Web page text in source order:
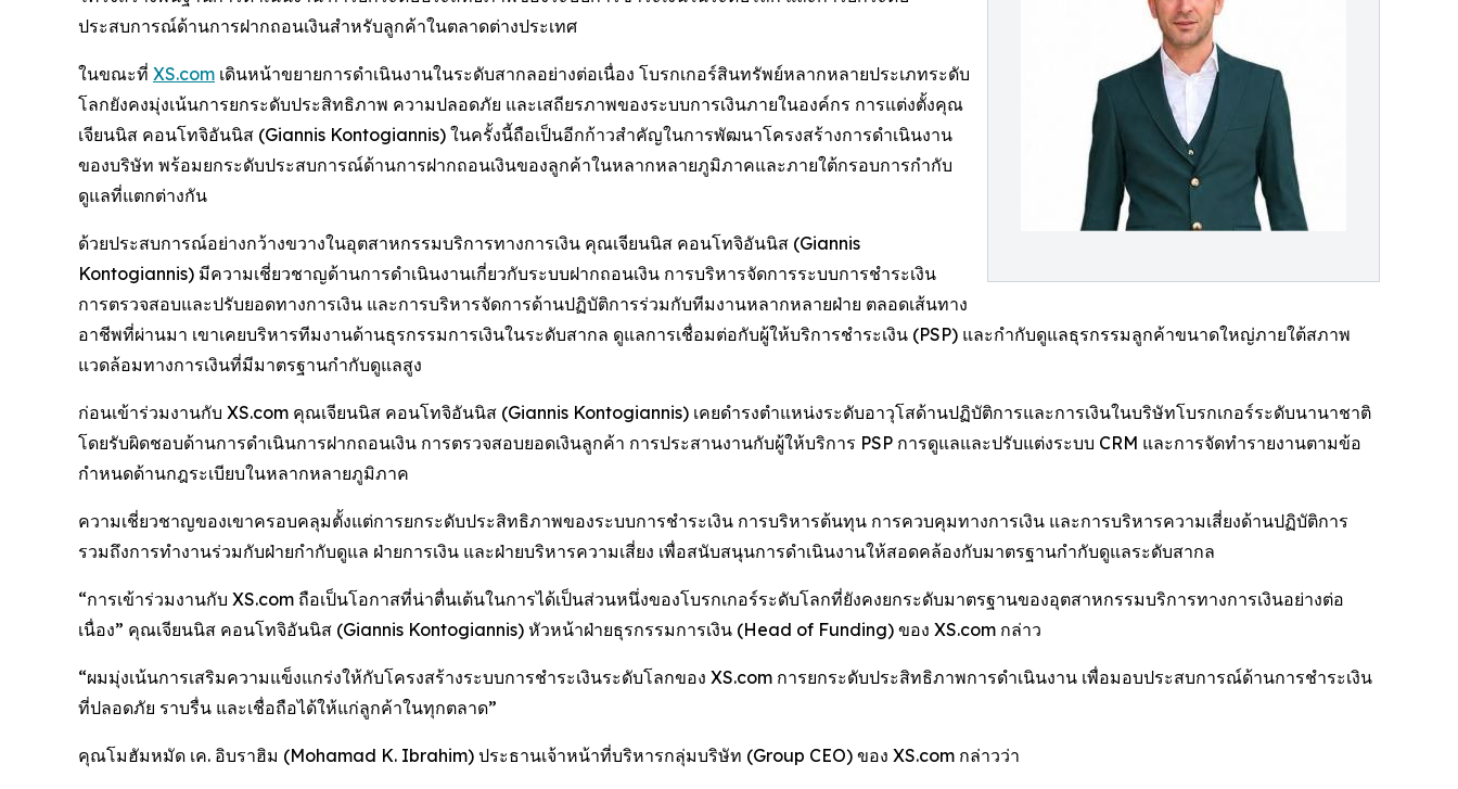
ประสบการณ์ด้านการฝากถอนเงินสำหรับลูกค้าในตลาดต่างประเทศ
ในขณะที่ XS.com เดินหน้าขยายการดำเนินงานในระดับสากลอย่างต่อเนื่อง โบรกเกอร์สินทรัพย์หลากหลายประเภทระดับ
โลกยังคงมุ่งเน้นการยกระดับประสิทธิภาพ ความปลอดภัย และเสถียรภาพของระบบการเงินภายในองค์กร การแต่งตั้งคุณ
เจียนนิส คอนโทจิอันนิส (Giannis Kontogiannis) ในครั้งนี้ถือเป็นอีกก้าวสำคัญในการพัฒนาโครงสร้างการดำเนินงาน
ของบริษัท พร้อมยกระดับประสบการณ์ด้านการฝากถอนเงินของลูกค้าในหลากหลายภูมิภาคและภายใต้กรอบการกำกับ
ดูแลที่แตกต่างกัน
ด้วยประสบการณ์อย่างกว้างขวางในอุตสาหกรรมบริการทางการเงิน คุณเจียนนิส คอนโทจิอันนิส (Giannis
Kontogiannis) มีความเชี่ยวชาญด้านการดำเนินงานเกี่ยวกับระบบฝากถอนเงิน การบริหารจัดการระบบการชำระเงิน
การตรวจสอบและปรับยอดทางการเงิน และการบริหารจัดการด้านปฏิบัติการร่วมกับทีมงานหลากหลายฝ่าย ตลอดเส้นทาง
อาชีพที่ผ่านมา เขาเคยบริหารทีมงานด้านธุรกรรมการเงินในระดับสากล ดูแลการเชื่อมต่อกับผู้ให้บริการชำระเงิน (PSP) และกำกับดูแลธุรกรรมลูกค้าขนาดใหญ่ภายใต้สภาพ
แวดล้อมทางการเงินที่มีมาตรฐานกำกับดูแลสูง
ก่อนเข้าร่วมงานกับ XS.com คุณเจียนนิส คอนโทจิอันนิส (Giannis Kontogiannis) เคยดำรงตำแหน่งระดับอาวุโสด้านปฏิบัติการและการเงินในบริษัทโบรกเกอร์ระดับนานาชาติ
โดยรับผิดชอบด้านการดำเนินการฝากถอนเงิน การตรวจสอบยอดเงินลูกค้า การประสานงานกับผู้ให้บริการ PSP การดูแลและปรับแต่งระบบ CRM และการจัดทำรายงานตามข้อ
กำหนดด้านกฎระเบียบในหลากหลายภูมิภาค
ความเชี่ยวชาญของเขาครอบคลุมตั้งแต่การยกระดับประสิทธิภาพของระบบการชำระเงิน การบริหารต้นทุน การควบคุมทางการเงิน และการบริหารความเสี่ยงด้านปฏิบัติการ
รวมถึงการทำงานร่วมกับฝ่ายกำกับดูแล ฝ่ายการเงิน และฝ่ายบริหารความเสี่ยง เพื่อสนับสนุนการดำเนินงานให้สอดคล้องกับมาตรฐานกำกับดูแลระดับสากล
“การเข้าร่วมงานกับ XS.com ถือเป็นโอกาสที่น่าตื่นเต้นในการได้เป็นส่วนหนึ่งของโบรกเกอร์ระดับโลกที่ยังคงยกระดับมาตรฐานของอุตสาหกรรมบริการทางการเงินอย่างต่อ
เนื่อง” คุณเจียนนิส คอนโทจิอันนิส (Giannis Kontogiannis) หัวหน้าฝ่ายธุรกรรมการเงิน (Head of Funding) ของ XS.com กล่าว
“ผมมุ่งเน้นการเสริมความแข็งแกร่งให้กับโครงสร้างระบบการชำระเงินระดับโลกของ XS.com การยกระดับประสิทธิภาพการดำเนินงาน เพื่อมอบประสบการณ์ด้านการชำระเงิน
ที่ปลอดภัย ราบรื่น และเชื่อถือได้ให้แก่ลูกค้าในทุกตลาด”
คุณโมฮัมหมัด เค. อิบราฮิม (Mohamad K. Ibrahim) ประธานเจ้าหน้าที่บริหารกลุ่มบริษัท (Group CEO) ของ XS.com กล่าวว่า